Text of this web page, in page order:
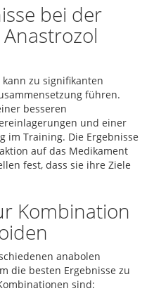
bei der
zu signifikanten
führen.
besseren
und einer
im Training. Die Ergebnisse
auf das Medikament
fest, dass sie ihre Ziele
Kombination
anabolen
die besten Ergebnisse zu
sind: